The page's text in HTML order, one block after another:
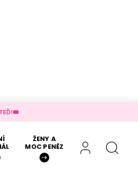
TEĎ!🎟️
ŽENY A
MOC PENĚZ